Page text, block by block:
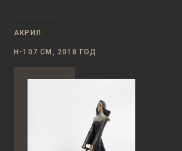
АКРИЛ
Н-107 СМ, 2018 ГОД